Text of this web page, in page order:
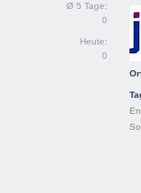
Ø 5 Tage:
0
Heute:
0